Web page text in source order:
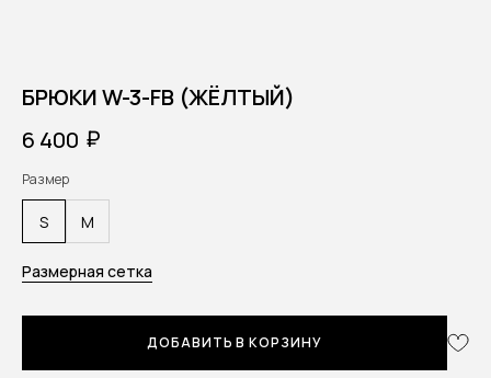
БРЮКИ W-3-FB (ЖЁЛТЫЙ)
6 400 ₽
Размер
S M
Размерная сетка
ДОБАВИТЬ В КОРЗИНУ